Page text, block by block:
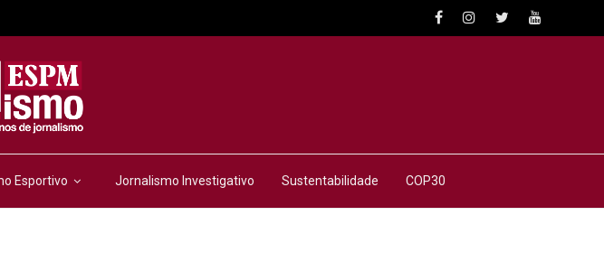
Esportivo Jornalismo Investigativo Sustentabilidade COP30